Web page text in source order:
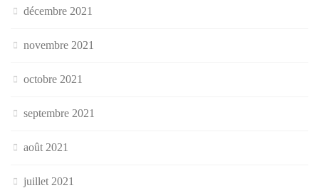
décembre 2021
novembre 2021
octobre 2021
septembre 2021
août 2021
juillet 2021